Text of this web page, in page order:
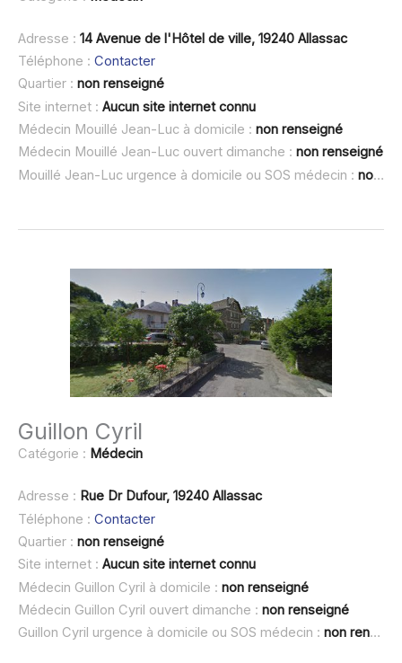
Adresse : 14 Avenue de l'Hôtel de ville, 19240 Allassac
Téléphone : Contacter
Quartier : non renseigné
Site internet : Aucun site internet connu
Médecin Mouillé Jean-Luc à domicile : non renseigné
Médecin Mouillé Jean-Luc ouvert dimanche : non renseigné
Mouillé Jean-Luc urgence à domicile ou SOS médecin : non renseigné
Guillon Cyril
Catégorie : Médecin
Adresse : Rue Dr Dufour, 19240 Allassac
Téléphone : Contacter
Quartier : non renseigné
Site internet : Aucun site internet connu
Médecin Guillon Cyril à domicile : non renseigné
Médecin Guillon Cyril ouvert dimanche : non renseigné
Guillon Cyril urgence à domicile ou SOS médecin : non renseigné